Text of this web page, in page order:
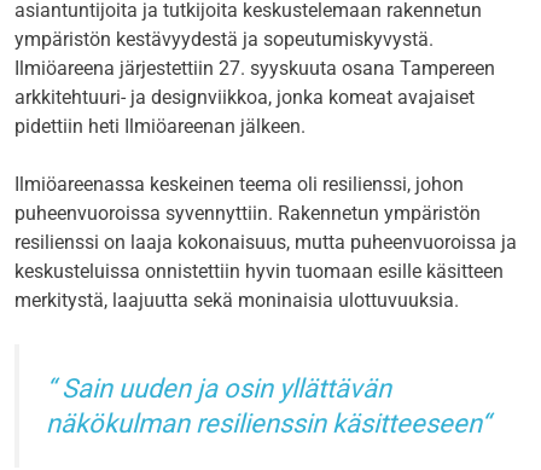
asiantuntijoita ja tutkijoita keskustelemaan rakennetun
ympäristön kestävyydestä ja sopeutumiskyvystä.
Ilmiöareena järjestettiin 27. syyskuuta osana Tampereen
arkkitehtuuri- ja designviikkoa, jonka komeat avajaiset
pidettiin heti Ilmiöareenan jälkeen.
Ilmiöareenassa keskeinen teema oli resilienssi, johon
puheenvuoroissa syvennyttiin. Rakennetun ympäristön
resilienssi on laaja kokonaisuus, mutta puheenvuoroissa ja
keskusteluissa onnistettiin hyvin tuomaan esille käsitteen
merkitystä, laajuutta sekä moninaisia ulottuvuuksia.
Sain uuden ja osin yllättävän
näkökulman resilienssin käsitteeseen